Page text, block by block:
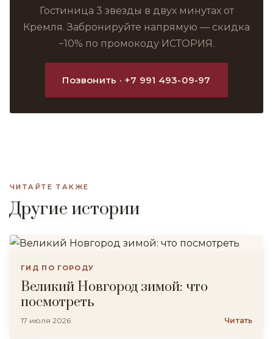
Гостиница 3 звезды в двух минутах от
Кремля. Забронируйте напрямую — скидка
−10% по промокоду ИСТОРИЯ.
Позвонить · +7 991 493-09-97
ЧИТАЙТЕ ТАКЖЕ
Другие истории
ГИД ПО ГОРОДУ
Великий Новгород зимой: что
посмотреть
17 июля 2026 Читать